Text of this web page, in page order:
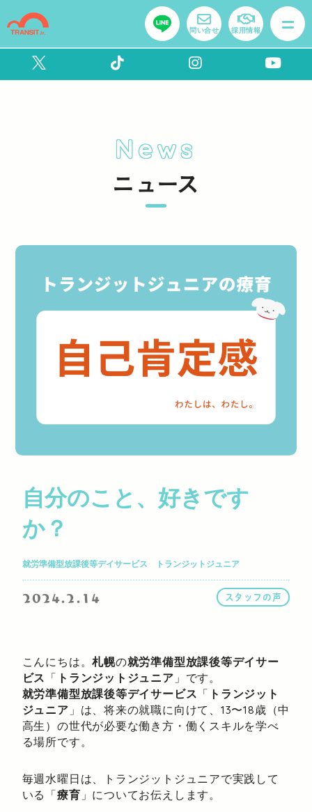
問い合せ 採用情報
News
ニュース
自分のこと、好きです
か？
就労準備型放課後等デイサービス トランジットジュニア
2024.2.14 スタッフの声
こんにちは。札幌の就労準備型放課後等デイサー
ビス 「 トランジットジュニア 」です。
就労準備型放課後等デイサービス 「 トランジット
ジュニア 」は、将来の就職に向けて、13〜18歳（中
高生）の世代が必要な働き方・働くスキルを学べ
る場所です。
毎週水曜日は、トランジットジュニアで実践して
いる「療育 」についてお伝えします。